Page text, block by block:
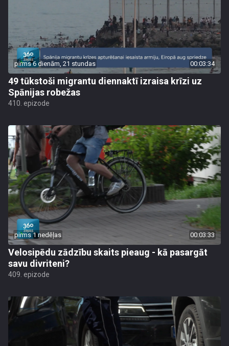
pirms 6 dienām, 21 stundas 00:03:34
49 tūkstoši migrantu diennaktī izraisa krīzi uz
Spānijas robežas
410. epizode
pirms 1 nedēļas 00:03:33
Velosipēdu zādzību skaits pieaug - kā pasargāt
savu divriteni?
409. epizode